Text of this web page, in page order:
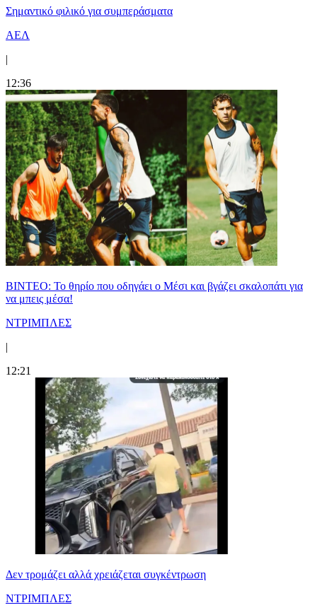
Σημαντικό φιλικό για συμπεράσματα
ΑΕΛ
|
12:36
ΒΙΝΤΕΟ: Το θηρίο που οδηγάει ο Μέσι και βγάζει σκαλοπάτι για
να μπεις μέσα!
ΝΤΡΙΜΠΛΕΣ
|
12:21
Δεν τρομάζει αλλά χρειάζεται συγκέντρωση
ΝΤΡΙΜΠΛΕΣ